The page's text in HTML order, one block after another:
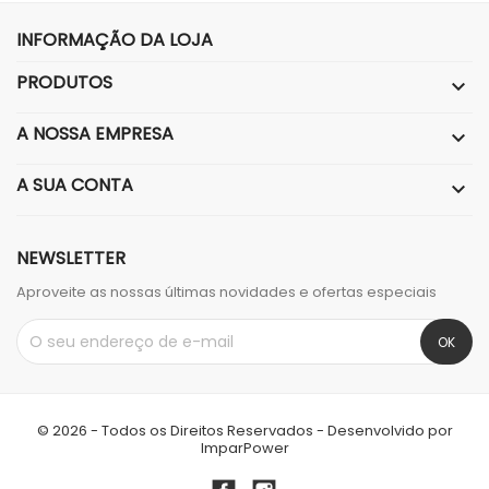
INFORMAÇÃO DA LOJA
PRODUTOS

A NOSSA EMPRESA 
A SUA CONTA 
NEWSLETTER
Aproveite as nossas últimas novidades e ofertas especiais
© 2026 - Todos os Direitos Reservados - Desenvolvido por
ImparPower
Facebook